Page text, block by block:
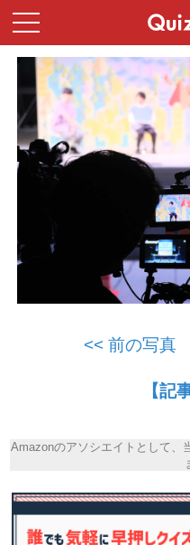
<< 前の写真
【記
Amazonのアソシエイトとして、